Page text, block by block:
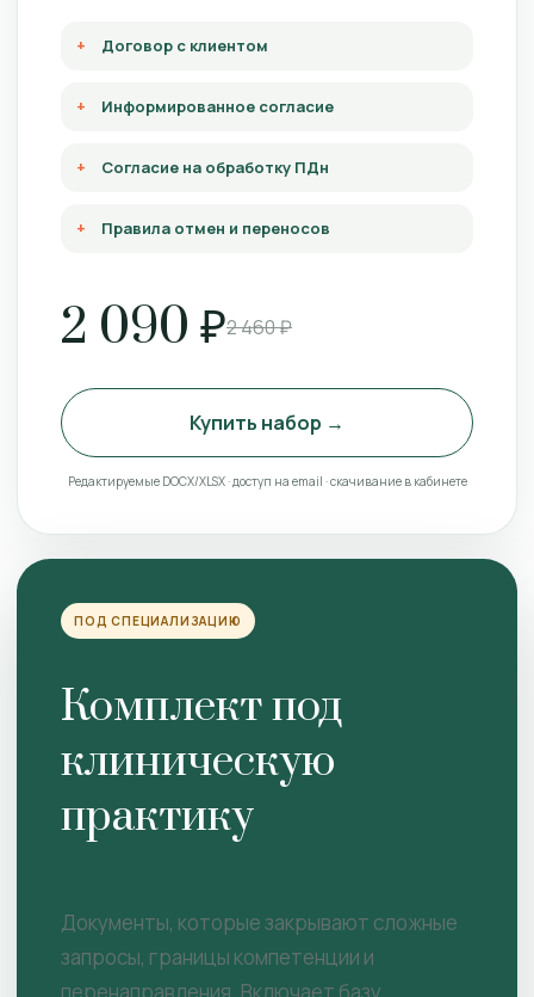
Договор с клиентом
Информированное согласие
Согласие на обработку ПДн
Правила отмен и переносов
2 090 ₽2 460 ₽
Купить набор →
Редактируемые DOCX/XLSX · доступ на email · скачивание в кабинете
ПОД СПЕЦИАЛИЗАЦИЮ
Комплект под
клиническую
практику
Документы, которые закрывают сложные
запросы, границы компетенции и